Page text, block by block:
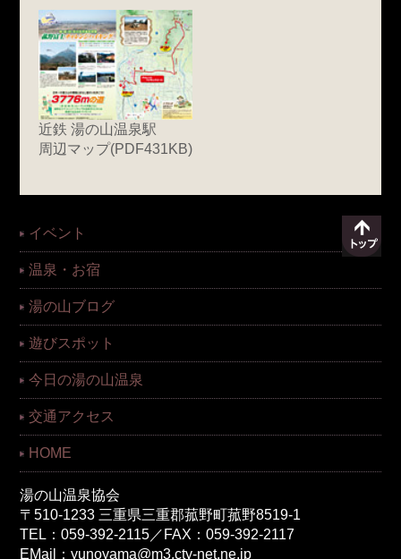
近鉄 湯の山温泉駅
周辺マップ(PDF431KB)
イベント
温泉・お宿
湯の山ブログ
遊びスポット
今日の湯の山温泉
交通アクセス
HOME
湯の山温泉協会
〒510-1233 三重県三重郡菰野町菰野8519-1
TEL：059-392-2115／FAX：059-392-2117
EMail：yunoyama@m3.cty-net.ne.jp